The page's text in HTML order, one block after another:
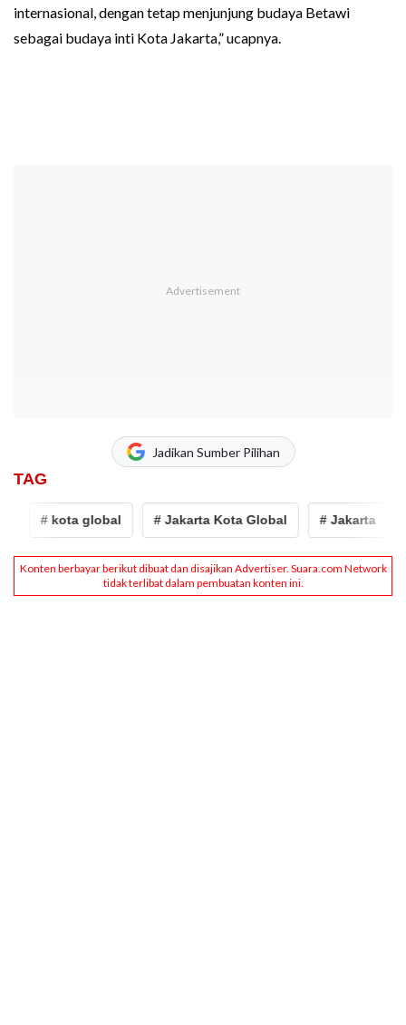
internasional, dengan tetap menjunjung budaya Betawi
sebagai budaya inti Kota Jakarta,” ucapnya.
Jadikan Sumber Pilihan
TAG
# kota global # Jakarta Kota Global # Jakarta